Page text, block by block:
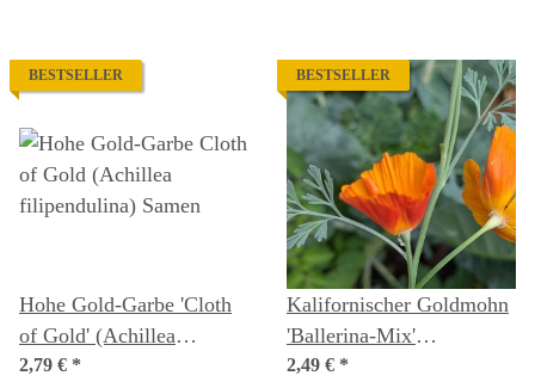
BESTSELLER
Hohe Gold-Garbe 'Cloth
of Gold' (Achillea
filipendulina) Samen
2,79 € *
BESTSELLER
Kalifornischer Goldmohn
'Ballerina-Mix'
(Eschscholzia californica)
2,49 € *